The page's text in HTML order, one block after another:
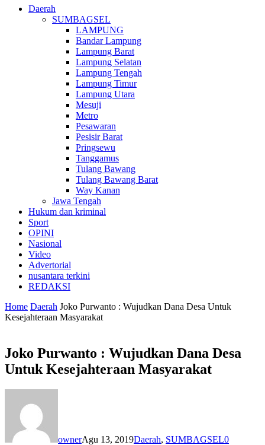
Daerah
SUMBAGSEL
LAMPUNG
Bandar Lampung
Lampung Barat
Lampung Selatan
Lampung Tengah
Lampung Timur
Lampung Utara
Mesuji
Metro
Pesawaran
Pesisir Barat
Pringsewu
Tanggamus
Tulang Bawang
Tulang Bawang Barat
Way Kanan
Jawa Tengah
Hukum dan kriminal
Sport
OPINI
Nasional
Video
Advertorial
nusantara terkini
REDAKSI
Home Daerah Joko Purwanto : Wujudkan Dana Desa Untuk
Kesejahteraan Masyarakat
Joko Purwanto : Wujudkan Dana Desa
Untuk Kesejahteraan Masyarakat
ownerAgu 13, 2019Daerah, SUMBAGSEL0